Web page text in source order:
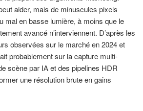
aider, mais de minuscules pixels
mal en basse lumière, à moins que le
avancé n’interviennent. D’après les
observées sur le marché en 2024 et
probablement sur la capture multi-
scène par IA et des pipelines HDR
une résolution brute en gains